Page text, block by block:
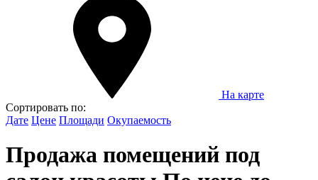
На карте
Сортировать по:
Дате Цене Площади Окупаемость
Продажа помещений под